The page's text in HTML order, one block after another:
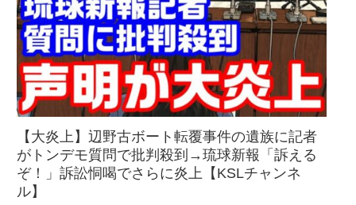
【大炎上】辺野古ボート転覆事件の遺族に記者
がトンデモ質問で批判殺到→琉球新報「訴える
ぞ！」訴訟恫喝でさらに炎上【KSLチャンネ
ル】